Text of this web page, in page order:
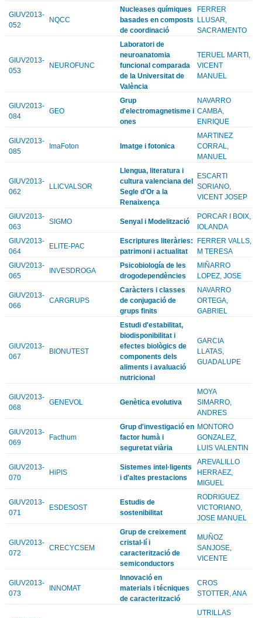
GIUV2013-
052
NQCC
Nucleases químiques
basades en composts
de coordinació
FERRER
LLUSAR,
SACRAMENTO
GIUV2013-
053
NEUROFUNC
Laboratori de
neuroanatomia
funcional comparada
de la Universitat de
València
TERUEL MARTI,
VICENT
MANUEL
GIUV2013-
084
GEO
Grup
d'electromagnetisme i
ones
NAVARRO
CAMBA,
ENRIQUE
GIUV2013-
085
ImaFoton Imatge i fotonica
MARTINEZ
CORRAL,
MANUEL
GIUV2013-
062
LLICVALSOR
Llengua, literatura i
cultura valenciana del
Segle d'Or a la
Renaixença
ESCARTI
SORIANO,
VICENT JOSEP
GIUV2013-
063
SIGMO Senyal i Modelització
PORCAR I BOIX,
IOLANDA
GIUV2013-
064
ELITE-PAC
Escriptures literàries:
patrimoni i actualitat
FERRER VALLS,
M TERESA
GIUV2013-
065
INVESDROGA
Psicobiología de les
drogodependències
MIÑARRO
LOPEZ, JOSE
GIUV2013-
066
CARGRUPS
Caràcters i classes
de conjugació de
grups finits
NAVARRO
ORTEGA,
GABRIEL
GIUV2013-
067
BIONUTEST
Estudi d'estabilitat,
biodisponibilitat i
efectes biològics de
components dels
aliments i avaluació
nutricional
GARCIA
LLATAS,
GUADALUPE
GIUV2013-
068
GENEVOL Genètica evolutiva
MOYA
SIMARRO,
ANDRES
GIUV2013-
069
Facthum
Grup d'investigació en
factor humà i
seguretat viària
MONTORO
GONZALEZ,
LUIS VALENTIN
GIUV2013-
070
HiPIS
Sistemes intel·ligents
i d'altes prestacions
AREVALILLO
HERRAEZ,
MIGUEL
GIUV2013-
071
ESDESOST
Estudis de
sostenibilitat
RODRIGUEZ
VICTORIANO,
JOSE MANUEL
GIUV2013-
072
CRECYCSEM
Grup de creixement
cristal·lí i
caracterització de
semiconductors
MUÑOZ
SANJOSE,
VICENTE
GIUV2013-
073
INNOMAT
Innovació en
materials i técniques
de caracterització
CROS
STOTTER, ANA
UTRILLAS